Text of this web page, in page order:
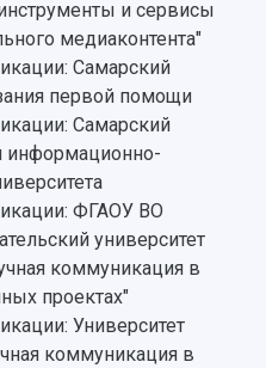
двигателей
кампус
организации
конференциях
и сервисы
медиаконтента"
Самарский
первой помощи
Самарский
информационно-
ФГАОУ ВО
университет
коммуникация в
проектах"
Университет
коммуникация в